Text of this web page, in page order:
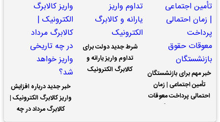
خبر مهم برای بازنشستگان
تأمین اجتماعی | زمان
احتمالی پرداخت معوقات
شرط جدید دولت برای
تداوم واریز یارانه و
کالابرگ الکترونیک
خبر جدید درباره افزایش
واریز کالابرگ الکترونیک |
کالابرگ مرداد در چه